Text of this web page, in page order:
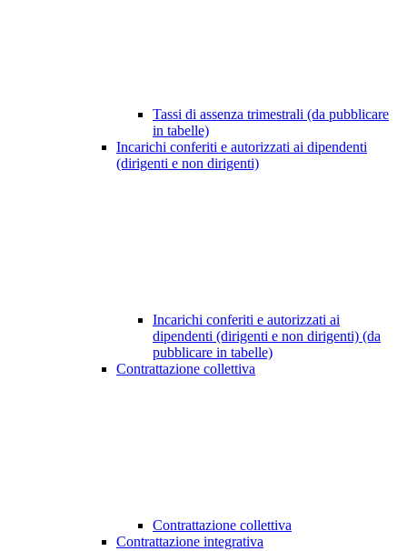
Tassi di assenza trimestrali (da pubblicare
in tabelle)
Incarichi conferiti e autorizzati ai dipendenti
(dirigenti e non dirigenti)
Incarichi conferiti e autorizzati ai
dipendenti (dirigenti e non dirigenti) (da
pubblicare in tabelle)
Contrattazione collettiva
Contrattazione collettiva
Contrattazione integrativa